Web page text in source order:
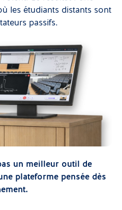
les étudiants distants sont
passifs.
un meilleur outil de
plateforme pensée dès